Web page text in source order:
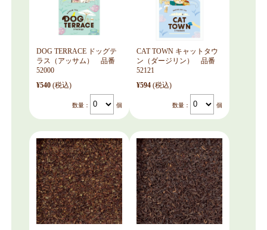
DOG TERRACE ドッグテ
ラス（アッサム） 品番
52000
¥540 (税込)
数量： 個
CAT TOWN キャットタウ
ン（ダージリン） 品番
52121
¥594 (税込)
数量： 個